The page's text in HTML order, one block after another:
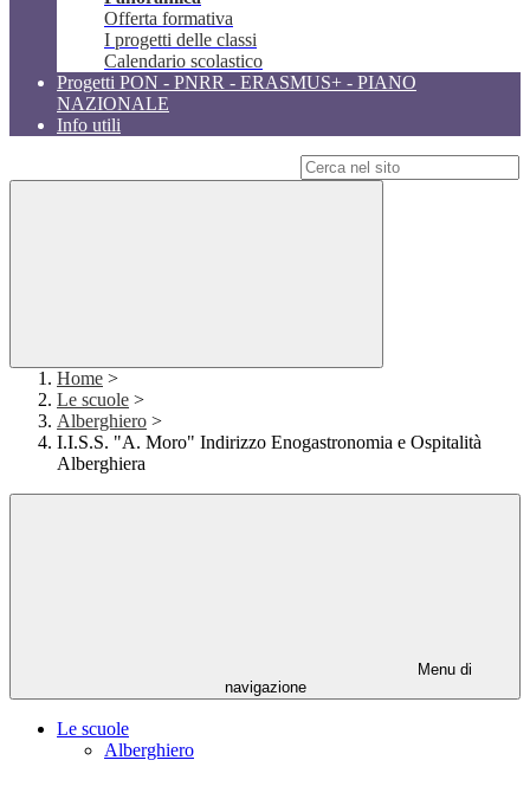
Offerta formativa
I progetti delle classi
Calendario scolastico
Progetti PON - PNRR - ERASMUS+ - PIANO
NAZIONALE
Info utili
Home >
Le scuole >
Alberghiero >
I.I.S.S. "A. Moro" Indirizzo Enogastronomia e Ospitalità
Alberghiera
Menu di
navigazione
Le scuole
Alberghiero